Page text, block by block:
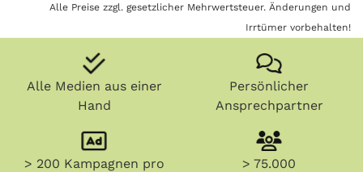
Alle Preise zzgl. gesetzlicher Mehrwertsteuer. Änderungen und
Irrtümer vorbehalten!
Alle Medien aus einer
Hand
Persönlicher
Ansprechpartner
> 200 Kampagnen pro
> 75.000